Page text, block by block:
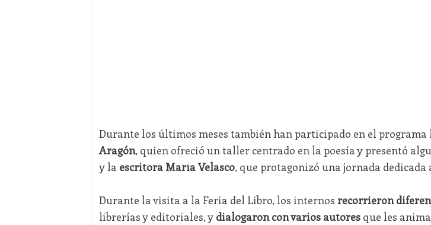
Durante los últimos meses también han participado en el programa
Aragón, quien ofreció un taller centrado en la poesía y presentó
y la escritora María Velasco, que protagonizó una jornada
Durante la visita a la Feria del Libro, los internos recorrieron
librerías y editoriales, y dialogaron con varios autoresque les